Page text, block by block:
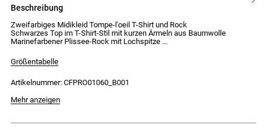
beschreibung
Zweifarbiges Midikleid Tompe-l'oeil T-Shirt und Rock
Schwarzes Top im T-Shirt-Stil mit kurzen Ärmeln aus Baumwolle
Marinefarbener Plissee-Rock mit Lochspitze
Größentabelle
Artikelnummer: CFPRO01060_B001
Das Model ist 178cm groß und trägt Größe 34
Mehr anzeigen